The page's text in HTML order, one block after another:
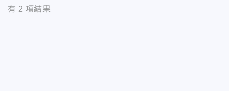
有 2 項結果